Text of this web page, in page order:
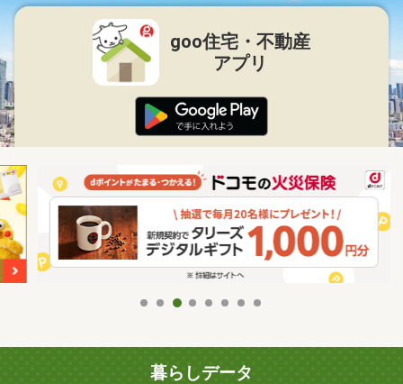
goo住宅・不動産
アプリ
暮らしデータ